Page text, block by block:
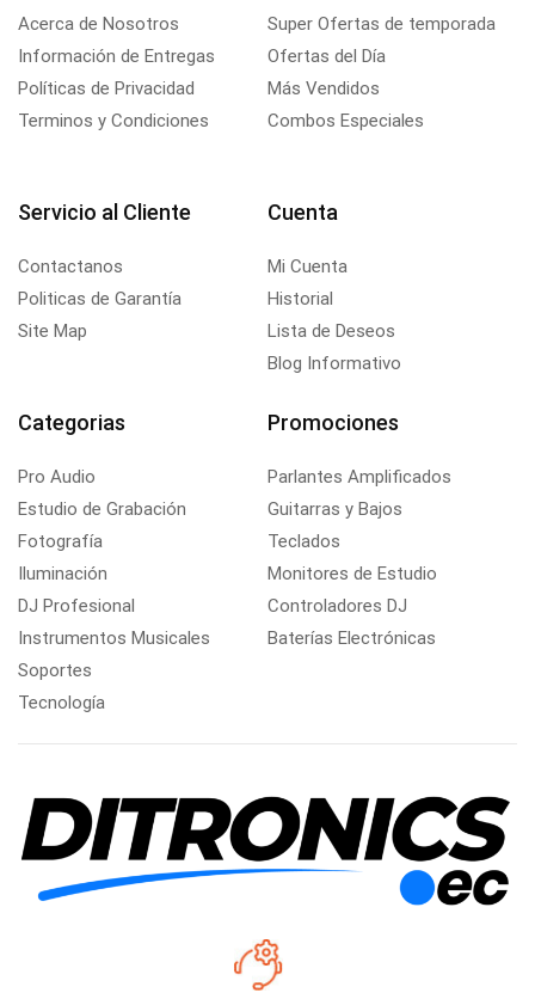
Acerca de Nosotros
Información de Entregas
Políticas de Privacidad
Terminos y Condiciones
Super Ofertas de temporada
Ofertas del Día
Más Vendidos
Combos Especiales
Servicio al Cliente
Contactanos
Politicas de Garantía
Site Map
Cuenta
Mi Cuenta
Historial
Lista de Deseos
Blog Informativo
Categorias
Pro Audio
Estudio de Grabación
Fotografía
Iluminación
DJ Profesional
Instrumentos Musicales
Soportes
Tecnología
Promociones
Parlantes Amplificados
Guitarras y Bajos
Teclados
Monitores de Estudio
Controladores DJ
Baterías Electrónicas